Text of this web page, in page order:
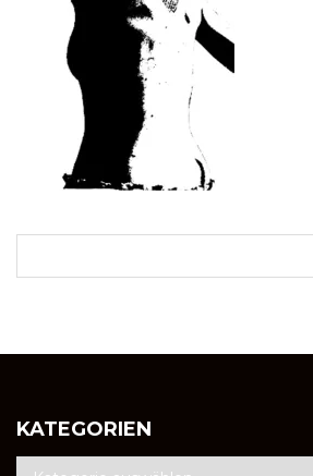
KATEGORIEN